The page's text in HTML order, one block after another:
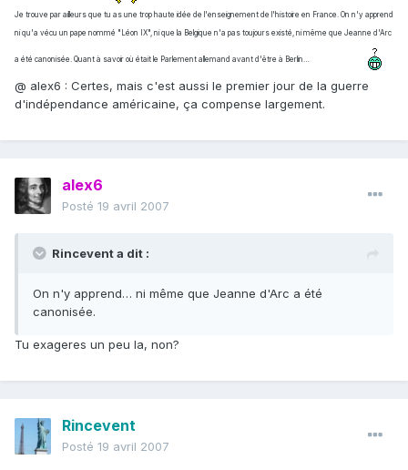
Je trouve par ailleurs que tu as une trop haute idée de l'enseignement de l'histoire en France. On n'y apprend
ni qu'a vécu un pape nommé "Léon IX", ni que la Belgique n'a pas toujours existé, ni même que Jeanne d'Arc
a été canonisée. Quant à savoir où était le Parlement allemand avant d'être à Berlin…
@ alex6 : Certes, mais c'est aussi le premier jour de la guerre
d'indépendance américaine, ça compense largement.
alex6
Posté 19 avril 2007
Rincevent a dit :
On n'y apprend… ni même que Jeanne d'Arc a été
canonisée.
Tu exageres un peu la, non?
Rincevent
Posté 19 avril 2007